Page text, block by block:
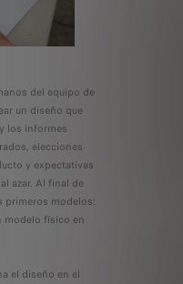
del equipo de
un diseño que
los informes
elecciones
y expectativas
azar. Al final de
primeros modelos:
modelo físico en
el diseño en el